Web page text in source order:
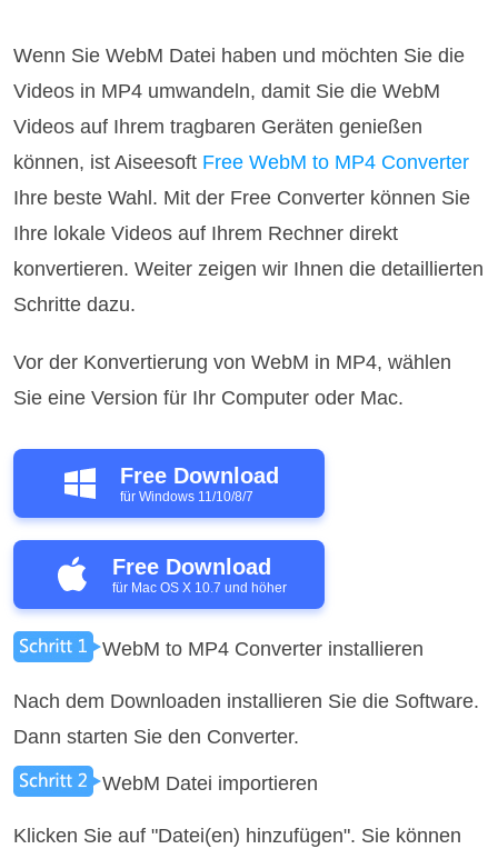
Wenn Sie WebM Datei haben und möchten Sie die
Videos in MP4 umwandeln, damit Sie die WebM
Videos auf Ihrem tragbaren Geräten genießen
können, ist Aiseesoft Free WebM to MP4 Converter
Ihre beste Wahl. Mit der Free Converter können Sie
Ihre lokale Videos auf Ihrem Rechner direkt
konvertieren. Weiter zeigen wir Ihnen die detaillierten
Schritte dazu.
Vor der Konvertierung von WebM in MP4, wählen
Sie eine Version für Ihr Computer oder Mac.
Free Download
für Windows 11/10/8/7
Free Download
für Mac OS X 10.7 und höher
WebM to MP4 Converter installieren
Nach dem Downloaden installieren Sie die Software.
Dann starten Sie den Converter.
WebM Datei importieren
Klicken Sie auf "Datei(en) hinzufügen". Sie können